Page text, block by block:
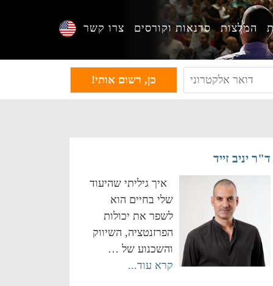
המלצות סדנאות וקורסים צרו קשר
ד"ר יניב זייד
איך גיליתי שהיעוד
שלי בחיים הוא
לשפר את יכולות
הפרזנטציה, השיווק
והשכנוע של …
קרא עוד...